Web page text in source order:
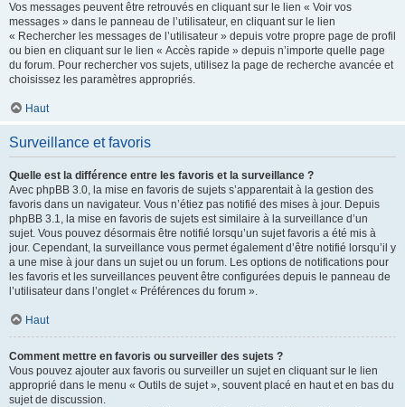
Vos messages peuvent être retrouvés en cliquant sur le lien « Voir vos
messages » dans le panneau de l’utilisateur, en cliquant sur le lien
« Rechercher les messages de l’utilisateur » depuis votre propre page de profil
ou bien en cliquant sur le lien « Accès rapide » depuis n’importe quelle page
du forum. Pour rechercher vos sujets, utilisez la page de recherche avancée et
choisissez les paramètres appropriés.
Haut
Surveillance et favoris
Quelle est la différence entre les favoris et la surveillance ?
Avec phpBB 3.0, la mise en favoris de sujets s’apparentait à la gestion des
favoris dans un navigateur. Vous n’étiez pas notifié des mises à jour. Depuis
phpBB 3.1, la mise en favoris de sujets est similaire à la surveillance d’un
sujet. Vous pouvez désormais être notifié lorsqu’un sujet favoris a été mis à
jour. Cependant, la surveillance vous permet également d’être notifié lorsqu’il y
a une mise à jour dans un sujet ou un forum. Les options de notifications pour
les favoris et les surveillances peuvent être configurées depuis le panneau de
l’utilisateur dans l’onglet « Préférences du forum ».
Haut
Comment mettre en favoris ou surveiller des sujets ?
Vous pouvez ajouter aux favoris ou surveiller un sujet en cliquant sur le lien
approprié dans le menu « Outils de sujet », souvent placé en haut et en bas du
sujet de discussion.